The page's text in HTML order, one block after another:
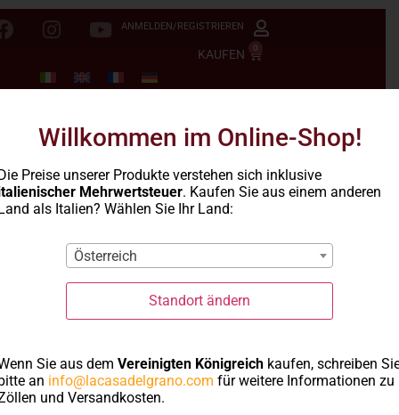
ANMELDEN/REGISTRIEREN
KAUFEN 0
Ondine
Willkommen im Online-Shop!
Preise unserer Produkte verstehen sich inklusive
Mehrwertsteuer. Kaufen Sie aus einem anderen
als Italien? Wählen Sie Ihr Land:
Österreich
Standort ändern
Sie aus dem Vereinigten Königreichkaufen, schreiben
an info@lacasadelgrano.com für weitere Informationen zu
und Versandkosten.